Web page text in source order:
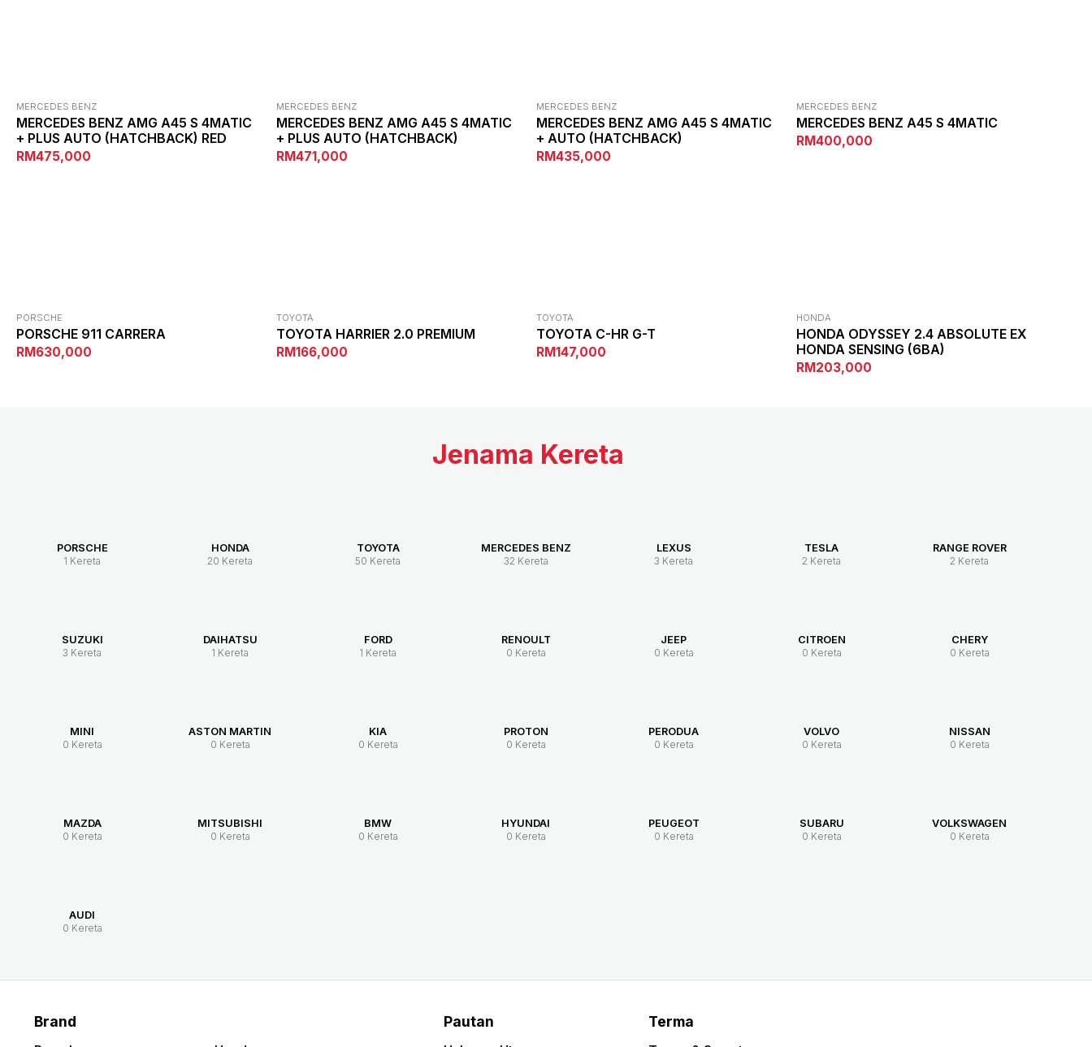
MERCEDES BENZ
MERCEDES BENZ AMG A45 S 4MATIC
+ PLUS AUTO (HATCHBACK) RED
RM475,000
MERCEDES BENZ
MERCEDES BENZ AMG A45 S 4MATIC
+ PLUS AUTO (HATCHBACK)
RM471,000
MERCEDES BENZ
MERCEDES BENZ AMG A45 S 4MATIC
+ AUTO (HATCHBACK)
RM435,000
MERCEDES BENZ
MERCEDES BENZ A45 S 4MATIC
RM400,000
PORSCHE
PORSCHE 911 CARRERA
RM630,000
TOYOTA
TOYOTA HARRIER 2.0 PREMIUM
RM166,000
TOYOTA
TOYOTA C-HR G-T
RM147,000
HONDA
HONDA ODYSSEY 2.4 ABSOLUTE EX
HONDA SENSING (6BA)
RM203,000
Jenama Kereta
PORSCHE
1 Kereta
HONDA
20 Kereta
TOYOTA
50 Kereta
MERCEDES BENZ
32 Kereta
LEXUS
3 Kereta
TESLA
2 Kereta
RANGE ROVER
2 Kereta
SUZUKI
3 Kereta
DAIHATSU
1 Kereta
FORD
1 Kereta
RENOULT
0 Kereta
JEEP
0 Kereta
CITROEN
0 Kereta
CHERY
0 Kereta
MINI
0 Kereta
ASTON MARTIN
0 Kereta
KIA
0 Kereta
PROTON
0 Kereta
PERODUA
0 Kereta
VOLVO
0 Kereta
NISSAN
0 Kereta
MAZDA
0 Kereta
MITSUBISHI
0 Kereta
BMW
0 Kereta
HYUNDAI
0 Kereta
PEUGEOT
0 Kereta
SUBARU
0 Kereta
VOLKSWAGEN
0 Kereta
AUDI
0 Kereta
Brand Pautan Terma